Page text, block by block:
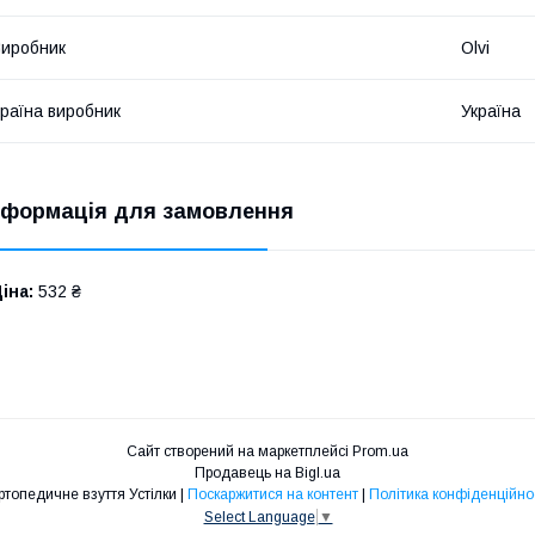
Olvi
виробник Україна
для замовлення
532 ₴
Сайт створений на маркетплейсі Prom.ua
Продавець на Bigl.ua
Ортопедичне взуття Устілки | Поскаржитися на контент | Політика
Select Language ▼